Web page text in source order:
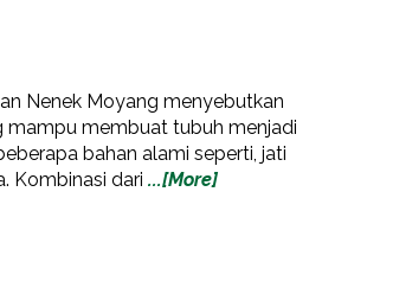
Nenek Moyang menyebutkan
mampu membuat tubuh menjadi
bahan alami seperti, jati
Kombinasi dari ...[More]